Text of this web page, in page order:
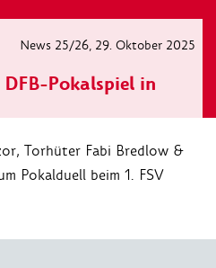
News 25/26, 29. Oktober 2025
Pokalspiel in
Torhüter Fabi Bredlow &
Pokalduell beim 1. FSV